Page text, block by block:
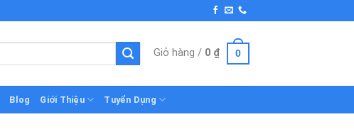
Giỏ hàng / 0 ₫ 0
Blog Giới Thiệu Tuyển Dụng